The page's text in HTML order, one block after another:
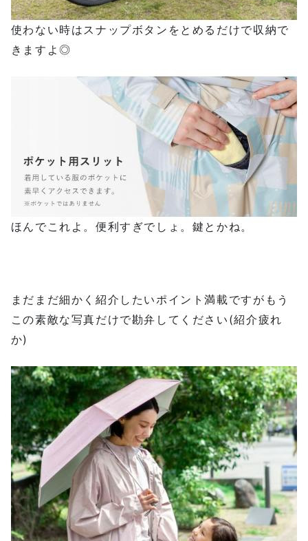
使わない時はスナップボタンをとめるだけで収納で
きますよ◎
ほんでこれよ。便利すぎでしょ。鍵とかね。
まだまだ細かく紹介したいポイント満載ですがもう
この素敵な写真だけで勘弁してください(紹介疲れ
か)